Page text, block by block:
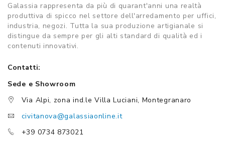
Galassia rappresenta da più di quarant'anni una realtà
produttiva di spicco nel settore dell'arredamento per uffici,
industria, negozi. Tutta la sua produzione artigianale si
distingue da sempre per gli alti standard di qualità ed i
contenuti innovativi.
Contatti:
Sede e Showroom
Via Alpi, zona ind.le Villa Luciani, Montegranaro
civitanova@galassiaonline.it
+39 0734 873021